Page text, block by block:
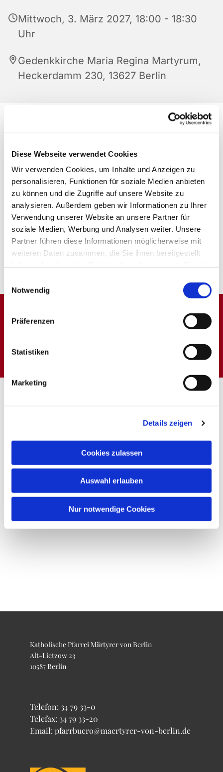
Diese Webseite verwendet Cookies
Wir verwenden Cookies, um Inhalte und Anzeigen zu
personalisieren, Funktionen für soziale Medien anbieten
zu können und die Zugriffe auf unsere Website zu
analysieren. Außerdem geben wir Informationen zu Ihrer
Verwendung unserer Website an unsere Partner für
soziale Medien, Werbung und Analysen weiter. Unsere
Partner führen diese Informationen möglicherweise mit
weiteren Daten zusammen, die Sie ihnen bereitgestellt
Notwendig
Präferenzen
Statistiken
Marketing
Details zeigen
Cookies zulassen
Auswahl erlauben
Nur notwendige Cookies
Mittwoch, 3. März 2027, 18:00 - 18:30
Uhr
Gedenkkirche Maria Regina Martyrum,
Heckerdamm 230, 13627 Berlin
Dies könnte Sie auch
Katholische Pfarrei Märtyrer von Berlin
Alt-Lietzow 23
10587 Berlin
Telefon: 34 79 33-0
Telefax: 34 79 33-20
Email: pfarrbuero@maertyrer-von-berlin.de